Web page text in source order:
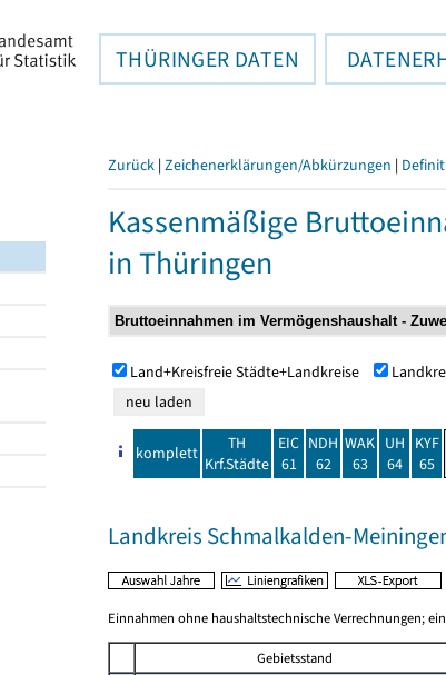
THÜRINGER DATEN
Zurück | Zeichenerklärungen/Abkürzungen |
Kassenmäßige
in Thüringen
Land+Kreisfreie Städte+Landkreise
komplett
TH
Krf.Städte
EIC
61
NDH
62
WAK
63
UH
64
KYF
65
Landkreis Schmalkalden-
Einnahmen ohne haushaltstechnische Verrechnungen;
Gebietsstand